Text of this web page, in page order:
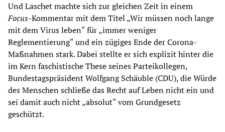
Und Laschet machte sich zur gleichen Zeit in einem
Focus-Kommentar mit dem Titel „Wir müssen noch lange
mit dem Virus leben“ für „immer weniger
Reglementierung“ und ein zügiges Ende der Corona-
Maßnahmen stark. Dabei stellte er sich explizit hinter die
im Kern faschistische These seines Parteikollegen,
Bundestagspräsident Wolfgang Schäuble (CDU), die Würde
des Menschen schließe das Recht auf Leben nicht ein und
sei damit auch nicht „absolut“ vom Grundgesetz
geschützt.